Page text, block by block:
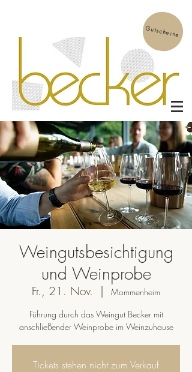
Gutscheine
Weingutsbesichtigung
und Weinprobe
Fr., 21. Nov.
  |
Mommenheim
Führung durch das Weingut Becker mit
anschließender Weinprobe im Weinzuhause
Tickets stehen nicht zum Verkauf